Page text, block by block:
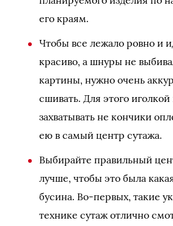
его краям.
Чтобы все лежало ровно и
красиво, а шнуры не
картины, нужно очень
сшивать. Для этого
захватывать не кончики
ею в самый центр сутажа.
Выбирайте правильный
лучше, чтобы это была
бусина. Во-первых, такие
технике сутаж отлично